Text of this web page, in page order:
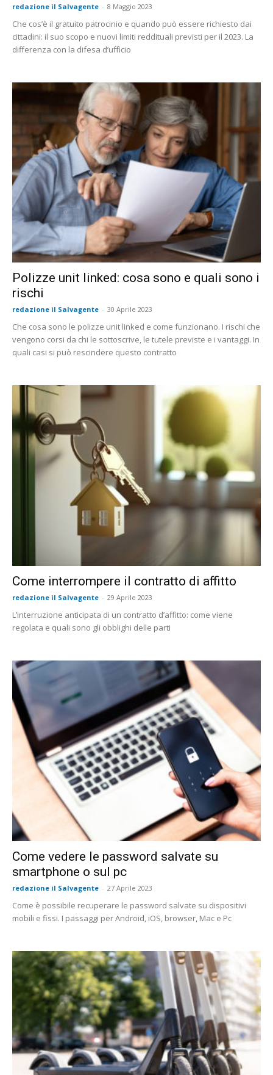
redazione il Salvagente - 8 Maggio 2023
Che cos’è il gratuito patrocinio e quando può essere richiesto dai
cittadini: il suo scopo e nuovi limiti reddituali previsti per il 2023. La
differenza con la difesa d’ufficio
Polizze unit linked: cosa sono e quali sono i
rischi
redazione il Salvagente - 30 Aprile 2023
Che cosa sono le polizze unit linked e come funzionano. I rischi che
vengono corsi da chi le sottoscrive, le tutele previste e i vantaggi. In
quali casi si può rescindere questo contratto
Come interrompere il contratto di affitto
redazione il Salvagente - 29 Aprile 2023
L’interruzione anticipata di un contratto d’affitto: come viene
regolata e quali sono gli obblighi delle parti
Come vedere le password salvate su
smartphone o sul pc
redazione il Salvagente - 27 Aprile 2023
Come è possibile recuperare le password salvate su dispositivi
mobili e fissi. I passaggi per Android, iOS, browser, Mac e Pc